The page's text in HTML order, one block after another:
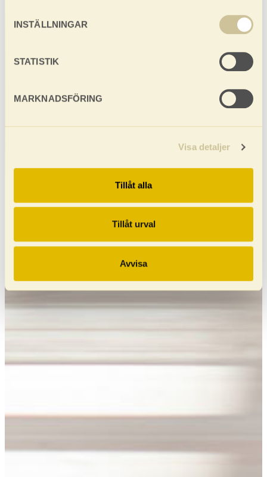
INSTÄLLNINGAR
STATISTIK
MARKNADSFÖRING
Visa detaljer
Tillåt alla
Tillåt urval
Avvisa
Behandling
underhåll